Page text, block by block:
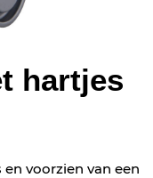
hartjes
voorzien van een